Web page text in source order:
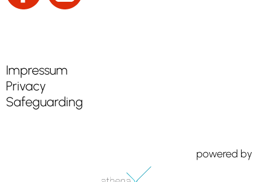
Impressum
Privacy
Safeguarding
powered by